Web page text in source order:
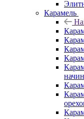
Карамель